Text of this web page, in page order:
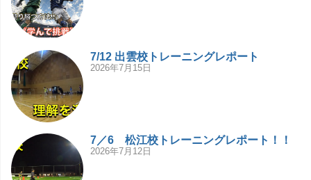
7/12 出雲校トレーニングレポート
2026年7月15日
7／6 松江校トレーニングレポート！！
2026年7月12日